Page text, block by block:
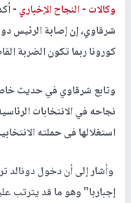
وكالات -النجاح الإخباري -
شرقاوي، إن إصابة الرئيس
كورونا ربما تكون الضربة
نجاحه في الانتخابات
استغلالها فى حملته
وأشار إلى أن دخول دونالد